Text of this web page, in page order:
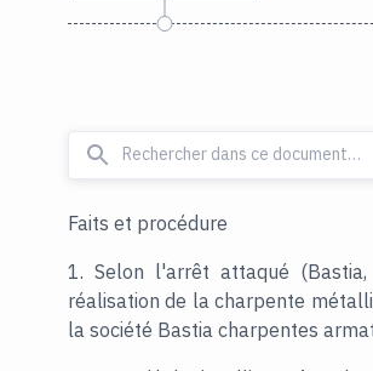
Faits et procédure
1. Selon l'arrêt attaqué
réalisation de la charpente
la société Bastia charpentes